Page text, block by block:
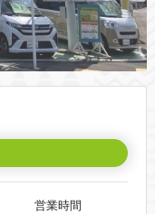
営業時間